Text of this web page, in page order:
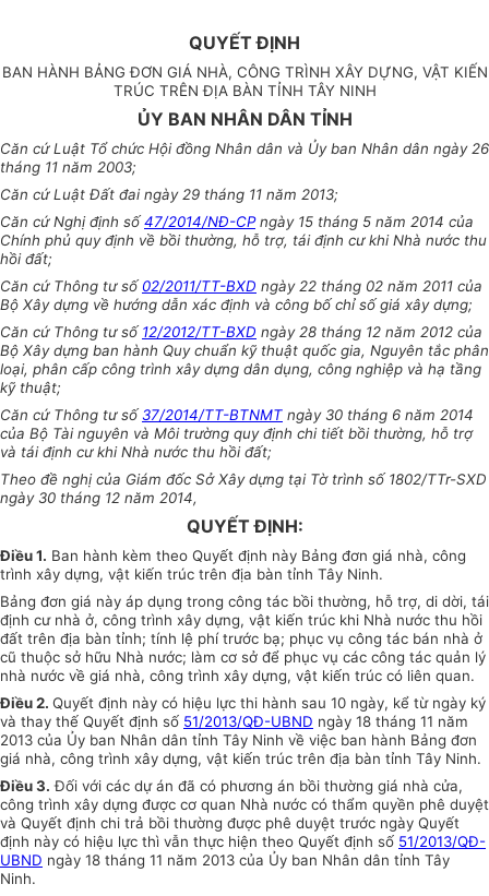
QUYẾT ĐỊNH
BAN HÀNH BẢNG ĐƠN GIÁ NHÀ, CÔNG TRÌNH XÂY DỰNG, VẬT KIẾN
TRÚC TRÊN ĐỊA BÀN TỈNH TÂY NINH
ỦY BAN NHÂN DÂN TỈNH
Căn cứ Luật Tổ chức Hội đồng Nhân dân và Ủy ban Nhân dân ngày 26
tháng 11 năm 2003;
Căn cứ Luật Đất đai ngày 29 tháng 11 năm 2013;
Căn cứ Nghị định số47/2014/NĐ-CPngày 15 tháng 5 năm 2014 của
Chính phủ quy định về bồi thường, hỗ trợ, tái định cư khi Nhà nước thu
hồi đất;
Căn cứ Thông tư số 02/2011/TT-BXD ngày 22 tháng 02 năm 2011 của
Bộ Xây dựng về hướng dẫn xác định và công bố chỉ số giá xây dựng;
Căn cứ Thông tư số 12/2012/TT-BXD ngày 28 tháng 12 năm 2012 của
Bộ Xây dựng ban hành Quy chuẩn kỹ thuật quốc gia, Nguyên tắc phân
loại, phân cấp công trình xây dựng dân dụng, công nghiệp và hạ tầng
kỹ thuật;
Căn cứ Thông tư số37/2014/TT-BTNMT ngày 30 tháng 6 năm 2014
của Bộ Tài nguyên và Môi trường quy định chi tiết bồi thường, hỗ trợ
và tái định cư khi Nhà nước thu hồi đất;
Theo đề nghị của Giám đốc Sở Xây dựng tại Tờ trình số 1802/TTr-SXD
ngày 30 tháng 12 năm 2014,
QUYẾT ĐỊNH:
Điều 1. Ban hành kèm theo Quyết định này Bảng đơn giá nhà, công
trình xây dựng, vật kiến trúc trên địa bàn tỉnh Tây Ninh.
Bảng đơn giá này áp dụng trong công tác bồi thường, hỗ trợ, di dời, tái
định cư nhà ở, công trình xây dựng, vật kiến trúc khi Nhà nước thu hồi
đất trên địa bàn tỉnh; tính lệ phí trước bạ; phục vụ công tác bán nhà ở
cũ thuộc sở hữu Nhà nước; làm cơ sở để phục vụ các công tác quản lý
nhà nước về giá nhà, công trình xây dựng, vật kiến trúc có liên quan.
Điều 2. Quyết định này có hiệu lực thi hành sau 10 ngày, kể từ ngày ký
và thay thế Quyết định số 51/2013/QĐ-UBND ngày 18 tháng 11 năm
2013 của Ủy ban Nhân dân tỉnh Tây Ninh về việc ban hành Bảng đơn
giá nhà, công trình xây dựng, vật kiến trúc trên địa bàn tỉnh Tây Ninh.
Điều 3. Đối với các dự án đã có phương án bồi thường giá nhà cửa,
công trình xây dựng được cơ quan Nhà nước có thẩm quyền phê duyệt
và Quyết định chi trả bồi thường được phê duyệt trước ngày Quyết
định này có hiệu lực thì vẫn thực hiện theo Quyết định số 51/2013/QĐ-
UBND ngày 18 tháng 11 năm 2013 của Ủy ban Nhân dân tỉnh Tây
Ninh.